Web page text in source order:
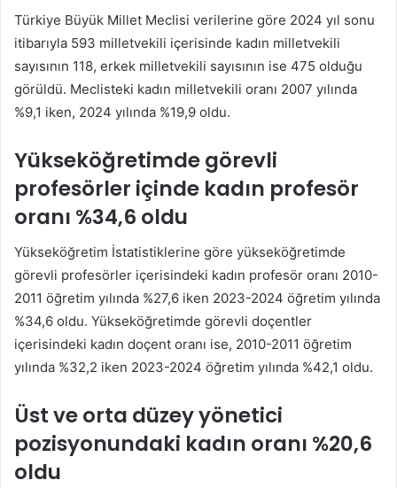
Türkiye Büyük Millet Meclisi verilerine göre 2024 yıl sonu
itibarıyla 593 milletvekili içerisinde kadın milletvekili
sayısının 118, erkek milletvekili sayısının ise 475 olduğu
görüldü. Meclisteki kadın milletvekili oranı 2007 yılında
%9,1 iken, 2024 yılında %19,9 oldu.
Yükseköğretimde görevli
profesörler içinde kadın profesör
oranı %34,6 oldu
Yükseköğretim İstatistiklerine göre yükseköğretimde
görevli profesörler içerisindeki kadın profesör oranı 2010-
2011 öğretim yılında %27,6 iken 2023-2024 öğretim yılında
%34,6 oldu. Yükseköğretimde görevli doçentler
içerisindeki kadın doçent oranı ise, 2010-2011 öğretim
yılında %32,2 iken 2023-2024 öğretim yılında %42,1 oldu.
Üst ve orta düzey yönetici
pozisyonundaki kadın oranı %20,6
oldu